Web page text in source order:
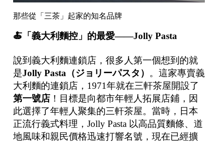
那些從「三茶」起家的知名品牌
🍝「義大利麵控」的最愛——Jolly Pasta
說到義大利麵連鎖店，很多人第一個想到的就
是Jolly Pasta （ジョリーパスタ）
。這家專賣義
大利麵的連鎖店，1971年就在三軒茶屋開設了
第一號店！目標是向都市年輕人拓展店鋪，因
此選擇了年輕人聚集的三軒茶屋。當時，日本
正流行義式料理，Jolly Pasta 以高品質麵條、道
地風味和親民價格迅速打響名號，現在已經擴